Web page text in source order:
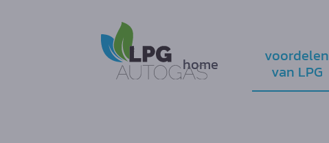
home
voordelen
van LPG